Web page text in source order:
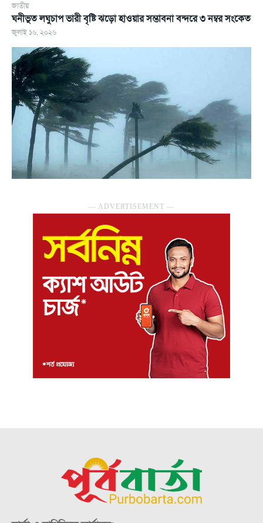
জাতীয়
ঘনীভূত লঘুচাপ ভারী বৃষ্টি ঝড়ো হাওয়ার সম্ভাবনা বন্দরে ৩ নম্বর সংকেত
জুলাই ১৬, ২০২৬
― ADVERTISEMENT ―